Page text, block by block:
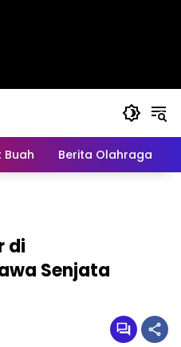
Berita Olahraga
di
Senjata